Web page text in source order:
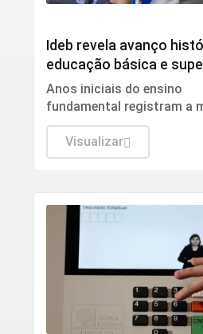
Ideb revela avanço
educação básica e
metas
Anos iniciais do ensino
fundamental registram a
evolução em duas décadas,
segundo dados divulgados
Ministério da Educação
Visualizar